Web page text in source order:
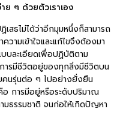
ย ๆ ด้วยตัวเราเอง
เสธไม่ได้ว่าอีกมุมหนึ่งก็สามารถ
วามเข้าใจและแก้ไขจึงต้องมา
บละเอียดเพื่อปฏิบัติตาม
รมีชีวิตอยู่ของทุกสิ่งมีชีวิตบน
คนรุ่นต่อ ๆ ไปอย่างยั่งยืน
การมีอยู่หรือระดับปริมาณ
มธรรมชาติ จนก่อให้เกิดปัญหา